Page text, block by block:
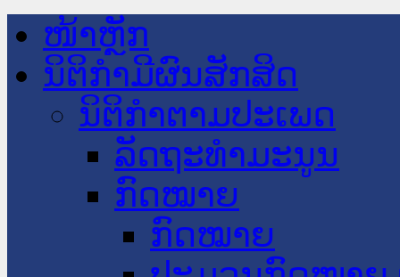
ໜ້າຫຼັກ
ນິຕິກໍາມີຜົນສັກສິດ
ນິຕິກໍາຕາມປະເພດ
ລັດຖະທໍາມະນູນ
ກົດໝາຍ
ກົດໝາຍ